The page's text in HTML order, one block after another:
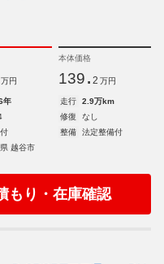
万円
本体価格
139. 2 万円
年 走行
2.9万km
修復
なし
整備
法定整備付
越谷市
もり・在庫確認